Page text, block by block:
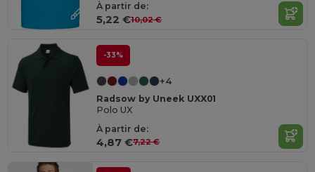
À partir de:
5,22 €10,02 €
-33%
+4
Radsow by Uneek UXX01
Polo UX
À partir de:
4,87 €7,22 €